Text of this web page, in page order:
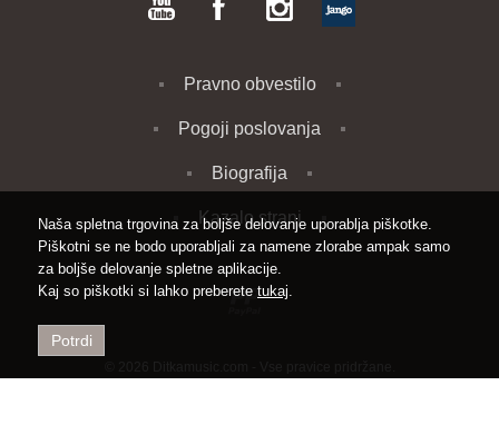
Pravno obvestilo
Pogoji poslovanja
Biografija
Kazalo strani
Naša spletna trgovina za boljše delovanje uporablja piškotke.
Piškotni se ne bodo uporabljali za namene zlorabe ampak samo
za boljše delovanje spletne aplikacije.
Kaj so piškotki si lahko preberete tukaj.
Potrdi